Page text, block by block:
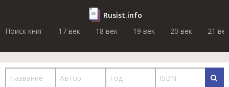
Rusist.info
Поиск книг
17 век 18 век 19 век 20 век 21 век